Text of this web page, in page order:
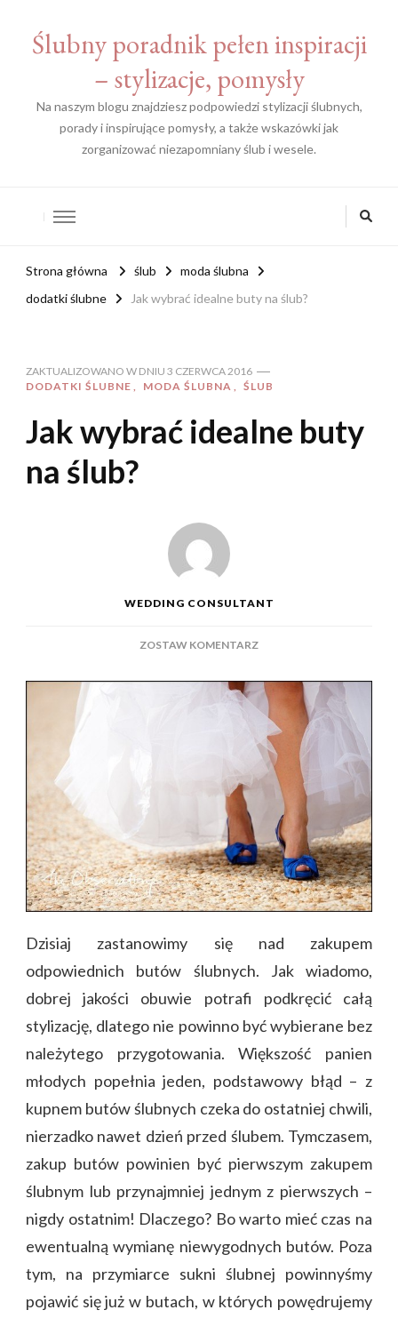
Ślubny poradnik pełen inspiracji
– stylizacje, pomysły
Na naszym blogu znajdziesz podpowiedzi stylizacji ślubnych,
porady i inspirujące pomysły, a także wskazówki jak
zorganizować niezapomniany ślub i wesele.
Strona główna ślub
moda ślubna
dodatki ślubne
Jak wybrać idealne buty na ślub?
ZAKTUALIZOWANO W DNIU 3 CZERWCA 2016
DODATKI ŚLUBNE
MODA ŚLUBNA ŚLUB
Jak wybrać idealne buty
na ślub?
WEDDING CONSULTANT
ZOSTAW KOMENTARZDO
WYBRAĆ
IDEALNE
BUTY
NA
ŚLUB?
Dzisiaj zastanowimy się nad zakupem
odpowiednich butów ślubnych. Jak wiadomo,
dobrej jakości obuwie potrafi podkręcić całą
stylizację, dlatego nie powinno być wybierane bez
należytego przygotowania. Większość panien
młodych popełnia jeden, podstawowy błąd – z
kupnem butów ślubnych czeka do ostatniej chwili,
nierzadko nawet dzień przed ślubem. Tymczasem,
zakup butów powinien być pierwszym zakupem
ślubnym lub przynajmniej jednym z pierwszych –
nigdy ostatnim! Dlaczego? Bo warto mieć czas na
ewentualną wymianę niewygodnych butów. Poza
tym, na przymiarce sukni ślubnej powinnyśmy
pojawić się już w butach, w których powędrujemy